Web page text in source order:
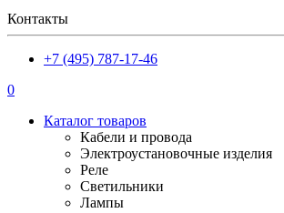
Контакты
+7 (495) 787-17-46
0
Каталог товаров
Кабели и провода
Электроустановочные изделия
Реле
Светильники
Лампы